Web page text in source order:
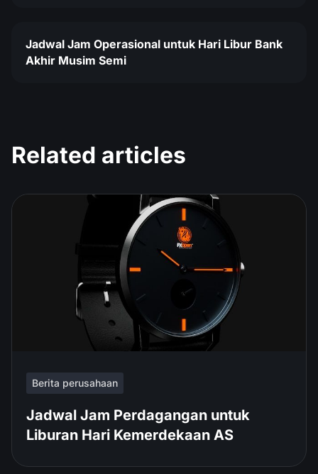
Jadwal Jam Operasional untuk Hari Libur Bank
Akhir Musim Semi
Related articles
Berita perusahaan
Jadwal Jam Perdagangan untuk
Liburan Hari Kemerdekaan AS